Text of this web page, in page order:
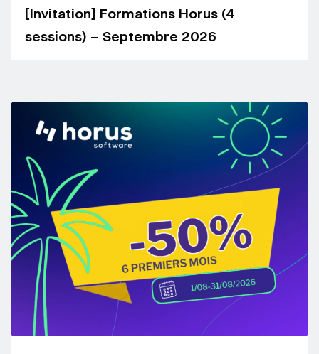
[Invitation] Formations Horus (4
sessions) – Septembre 2026